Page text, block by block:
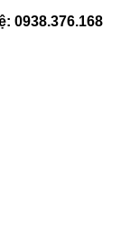
0938.376.168